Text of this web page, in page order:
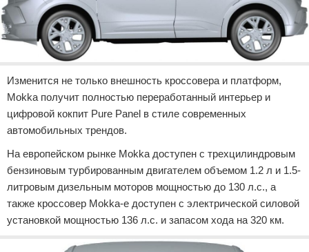
Изменится не только внешность кроссовера и платформ,
Mokka получит полностью переработанный интерьер и
цифровой кокпит Pure Panel в стиле современных
автомобильных трендов.
На европейском рынке Mokka доступен с трехцилиндровым
бензиновым турбированным двигателем объемом 1.2 л и 1.5-
литровым дизельным моторов мощностью до 130 л.с., а
также кроссовер Mokka-e доступен с электрической силовой
установкой мощностью 136 л.с. и запасом хода на 320 км.